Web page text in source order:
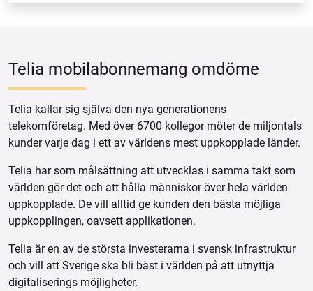
Telia mobilabonnemang omdöme
Telia kallar sig själva den nya generationens
telekomföretag. Med över 6700 kollegor möter de miljontals
kunder varje dag i ett av världens mest uppkopplade länder.
Telia har som målsättning att utvecklas i samma takt som
världen gör det och att hålla människor över hela världen
uppkopplade. De vill alltid ge kunden den bästa möjliga
uppkopplingen, oavsett applikationen.
Telia är en av de största investerarna i svensk infrastruktur
och vill att Sverige ska bli bäst i världen på att utnyttja
digitaliserings möjligheter.